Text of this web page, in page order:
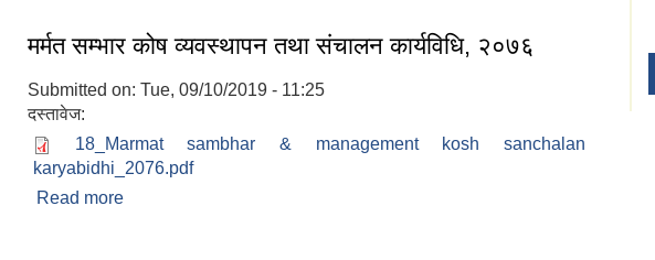
मर्मत सम्भार कोष व्यवस्थापन तथा संचालन कार्यविधि, २०७६
Submitted on: Tue, 09/10/2019 - 11:25
दस्तावेज:
18_Marmat sambhar & management kosh sanchalan
karyabidhi_2076.pdf
Read more